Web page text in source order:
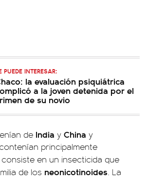
PUEDE INTERESAR:
la evaluación psiquiátrica
a la joven detenida por el
de su novio
de India y China y
principalmente
consiste en un insecticida que
de los neonicotinoides. La